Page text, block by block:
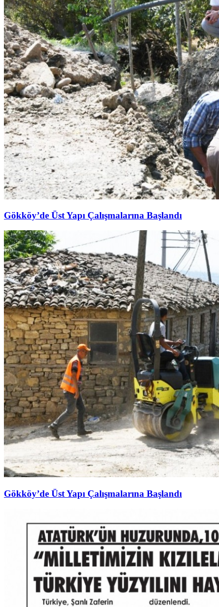
Gökköy’de Üst Yapı Çalışmalarına Başlandı
Gökköy’de Üst Yapı Çalışmalarına Başlandı